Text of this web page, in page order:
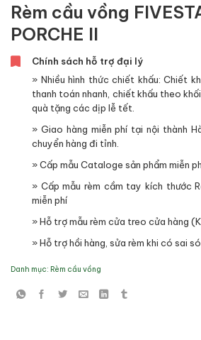
Rèm cầu vồng
PORCHE II
Chính sách hỗ trợ đại lý
» Nhiều hình thức chiết khấu: Chiết
thanh toán nhanh, chiết khấu theo
quà tặng các dịp lễ tết.
» Giao hàng miễn phí tại nội thành
chuyển hàng đi tỉnh.
» Cấp mẫu Cataloge sản phẩm miễn
» Cấp mẫu rèm cầm tay kích thước
miễn phí
» Hỗ trợ mẫu rèm cửa treo cửa hàng
» Hỗ trợ hồi hàng, sửa rèm khi có sai
Danh mục: Rèm cầu vồng